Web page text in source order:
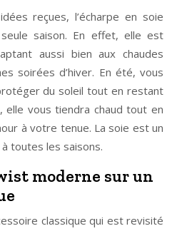
reçues, l’écharpe en soie
saison. En effet, elle est
aussi bien aux chaudes
soirées d’hiver. En été, vous
du soleil tout en restant
elle vous tiendra chaud tout en
à votre tenue. La soie est un
toutes les saisons.
moderne sur un
classique qui est revisité